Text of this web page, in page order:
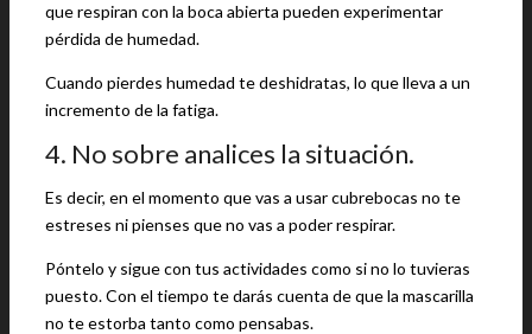
que respiran con la boca abierta pueden experimentar
pérdida de humedad.
Cuando pierdes humedad te deshidratas, lo que lleva a un
incremento de la fatiga.
4. No sobre analices la situación.
Es decir, en el momento que vas a usar cubrebocas no te
estreses ni pienses que no vas a poder respirar.
Póntelo y sigue con tus actividades como si no lo tuvieras
puesto. Con el tiempo te darás cuenta de que la mascarilla
no te estorba tanto como pensabas.